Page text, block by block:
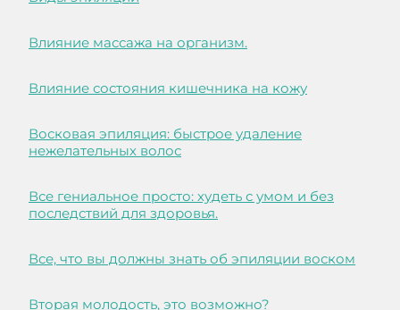
Влияние массажа на организм.
Влияние состояния кишечника на кожу
Восковая эпиляция: быстрое удаление
нежелательных волос
Все гениальное просто: худеть с умом и без
последствий для здоровья.
Все, что вы должны знать об эпиляции воском
Вторая молодость, это возможно?